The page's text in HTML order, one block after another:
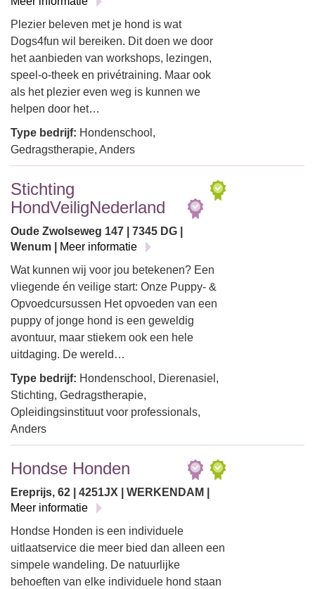
Plezier beleven met je hond is wat
Dogs4fun wil bereiken. Dit doen we door
het aanbieden van workshops, lezingen,
speel-o-theek en privétraining. Maar ook
als het plezier even weg is kunnen we
helpen door het…
Type bedrijf: Hondenschool,
Gedragstherapie, Anders
Stichting
HondVeiligNederland
Oude Zwolseweg 147 | 7345 DG |
Wenum |
Meer informatie
Wat kunnen wij voor jou betekenen? Een
vliegende én veilige start: Onze Puppy- &
Opvoedcursussen Het opvoeden van een
puppy of jonge hond is een geweldig
avontuur, maar stiekem ook een hele
uitdaging. De wereld…
Type bedrijf: Hondenschool, Dierenasiel,
Stichting, Gedragstherapie,
Opleidingsinstituut voor professionals,
Anders
Hondse Honden
Ereprijs, 62 | 4251JX | WERKENDAM |
Meer informatie
Hondse Honden is een individuele
uitlaatservice die meer bied dan alleen een
simpele wandeling. De natuurlijke
behoeften van elke individuele hond staan